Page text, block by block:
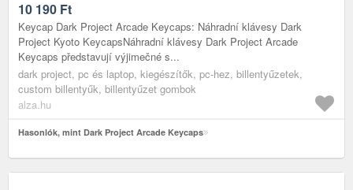
10 190 Ft
Keycap Dark Project Arcade Keycaps: Náhradní klávesy Dark
Project Kyoto KeycapsNáhradní klávesy Dark Project Arcade
Keycaps představují výjimečné s...
dark project, pc és laptop, kiegészítők, pc-hez, billentyűzetek,
custom billentyűk, billentyűzet gombok
alza.hu
Hasonlók, mint Dark Project Arcade Keycaps